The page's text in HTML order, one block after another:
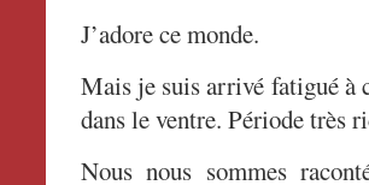
J’adore ce monde.
Mais je suis arrivé fatigué à
dans le ventre. Période très
Nous nous sommes